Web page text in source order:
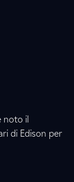
noto il
di Edison per